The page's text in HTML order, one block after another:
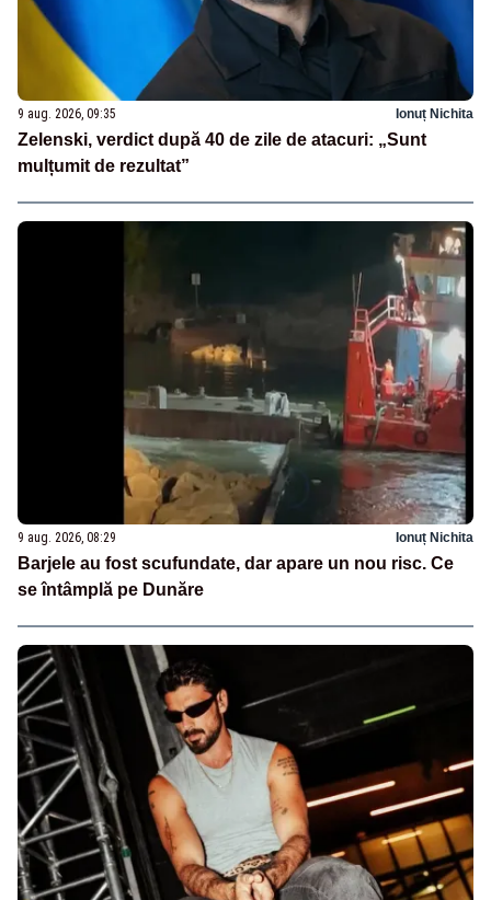
9 aug. 2026, 09:35 Ionuț Nichita
Zelenski, verdict după 40 de zile de atacuri: „Sunt
mulțumit de rezultat”
9 aug. 2026, 08:29 Ionuț Nichita
Barjele au fost scufundate, dar apare un nou risc. Ce
se întâmplă pe Dunăre